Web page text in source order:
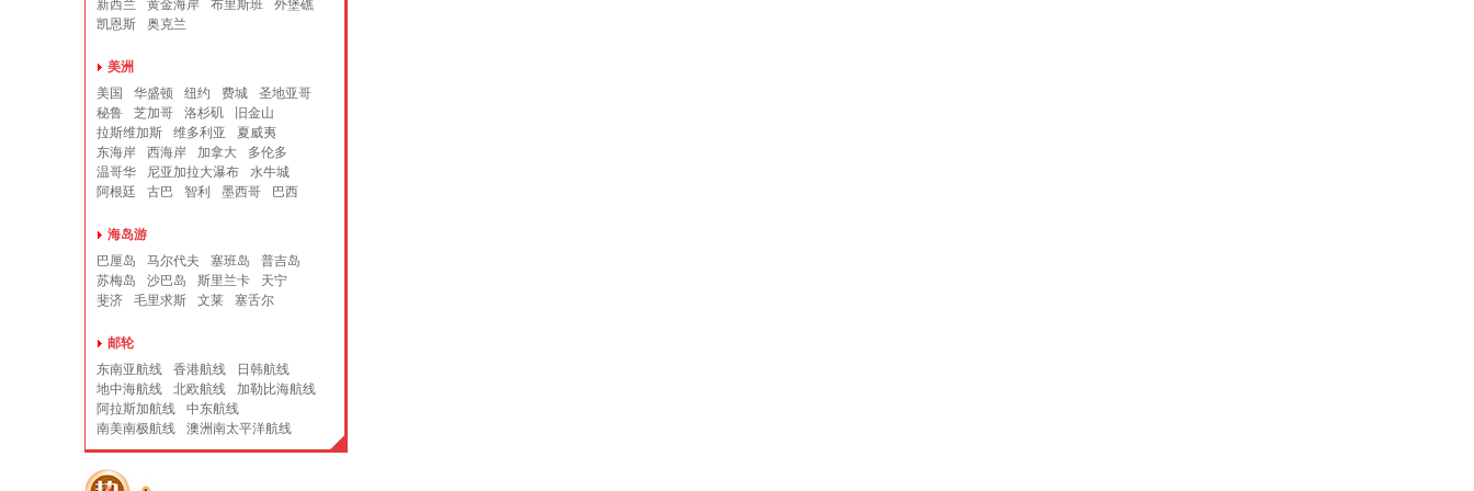
新西兰
黄金海岸 布里斯班
外堡礁
凯恩斯
奥克兰
美洲
美国
华盛顿 纽约 费城
圣地亚哥
秘鲁
芝加哥 洛杉矶
旧金山
拉斯维加斯
维多利亚
夏威夷
东海岸
西海岸 加拿大
多伦多
温哥华
尼亚加拉大瀑布
水牛城
阿根廷
古巴 智利 墨西哥 巴西
海岛游
巴厘岛
马尔代夫 塞班岛
普吉岛
苏梅岛
沙巴岛 斯里兰卡
天宁
斐济
毛里求斯 文莱 塞舌尔
邮轮
东南亚航线
香港航线
日韩航线
地中海航线
北欧航线
加勒比海航线
阿拉斯加航线
中东航线
南美南极航线
澳洲南太平洋航线